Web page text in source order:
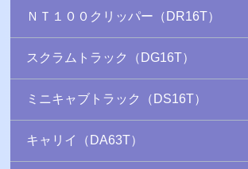
ＮＴ１００クリッパー（DR16T）
スクラムトラック（DG16T）
ミニキャブトラック（DS16T）
キャリイ（DA63T）